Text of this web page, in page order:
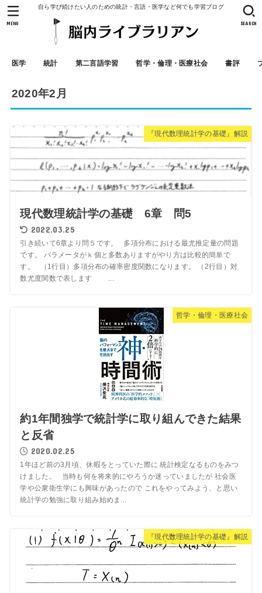
自ら学び続けたい人のための統計・言語・医学など何でも学習ブログ
医学 統計 第二言語学習 哲学・倫理・医療社会 書評
SEARCH
MENU
2020年2月
『現代数理統計学の基礎』解説
現代数理統計学の基礎 6章 問5
2022.03.25
引き続いて6章より問５です。 多項分布における最尤推定量の問題
です。 パラメータがｋ個と多数ありますがやり方は比較的簡単で
す。 （1行目）多項分布の確率密度関数になります。 （2行目）対
数尤度関数で表します ...
哲学・倫理・医療社会
約1年間独学で統計学に取り組んできた結果
と反省
2020.02.25
1年ほど前の3月頃、休暇をとっていた際に 統計検定なるものをみつ
けました。 当時も何を将来的にやろうか迷っていましたが 社会医
学や公衆衛生学にも興味があったので これをやってみよう、と思い
統計学の勉強に取り組み始めま...
『現代数理統計学の基礎』解説